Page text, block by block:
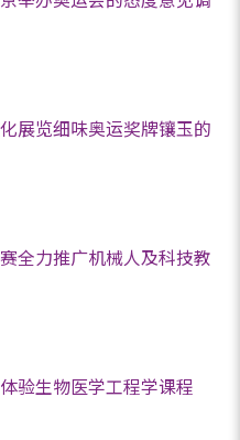
展览细味奥运奖牌镶玉的
全力推广机械人及科技教
验生物医学工程学课程